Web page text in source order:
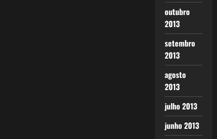
outubro
2013
setembro
2013
agosto
2013
julho 2013
junho 2013